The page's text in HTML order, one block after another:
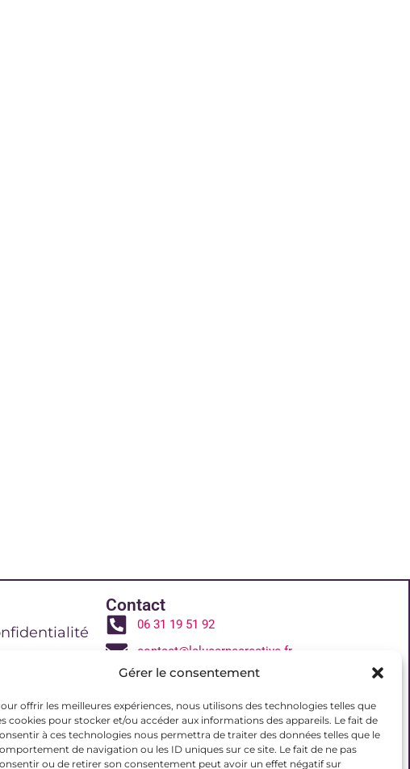
Gérer le consentement
offrir les meilleures expériences, nous utilisons des technologies telles que
cookies pour stocker et/ou accéder aux informations des appareils. Le fait de
à ces technologies nous permettra de traiter des données telles que le
de navigation ou les ID uniques sur ce site. Le fait de ne pas
ou de retirer son consentement peut avoir un effet négatif sur
de vente
Creative
Contact
06 31 19 51 92
contact@lalucarnecreative.fr
77700 Magny le Hongre